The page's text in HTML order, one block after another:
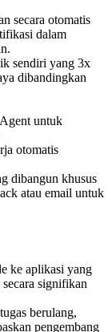
secara otomatis
dalam
sendiri yang 3x
dibandingkan
untuk
otomatis
dibangun khusus
atau email untuk
ke aplikasi yang
signifikan
berulang,
pengembang